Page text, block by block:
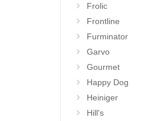
Frolic
Frontline
Furminator
Garvo
Gourmet
Happy Dog
Heiniger
Hill's